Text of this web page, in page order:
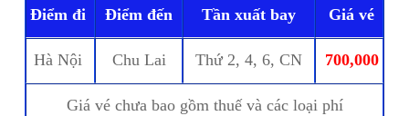
Điểm đi Điểm đến Tần xuất bay Giá vé
Hà Nội Chu Lai Thứ 2, 4, 6, CN 700,000
Giá vé chưa bao gồm thuế và các loại phí